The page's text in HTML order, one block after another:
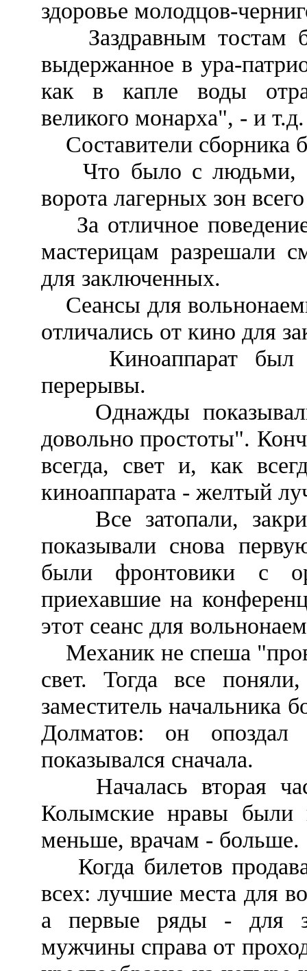
здоровье молодцов-
Заздравным тостам
выдержанное в ура-
как в капле воды
великого монарха", - и т.д.
Составители сборника
Что было с людьми,
ворота лагерных зон
За отличное
мастерицам разрешали
для заключенных.
Сеансы для
отличались от кино для
Киноаппарат был
перерывы.
Однажды
довольно простоты".
всегда, свет и, как
киноаппарата - желтый
Все затопали,
показывали снова
были фронтовики с
приехавшие на
этот сеанс для
Механик не спеша
свет. Тогда все
заместитель начальника
Долматов: он
показывался сначала.
Началась вторая
Колымские нравы были
меньше, врачам - больше.
Когда билетов
всех: лучшие места для
а первые ряды - для
мужчины справа от